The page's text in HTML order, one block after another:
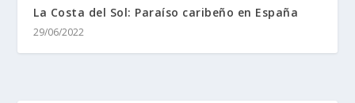
La Costa del Sol: Paraíso caribeño en España
29/06/2022